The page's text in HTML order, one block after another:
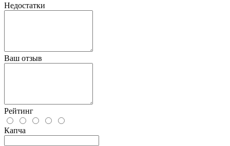
Недостатки
Ваш отзыв
Рейтинг
Капча